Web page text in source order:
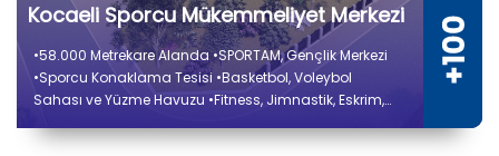
Kocaeli Sporcu Mükemmeliyet Merkezi
•58.000 Metrekare Alanda •SPORTAM, Gençlik Merkezi
•Sporcu Konaklama Tesisi •Basketbol, Voleybol
Sahası ve Yüzme Havuzu •Fitness, Jimnastik, Eskrim,